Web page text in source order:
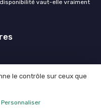
vaut-elle vraiment
2026
le contrôle sur ceux que
Personnaliser